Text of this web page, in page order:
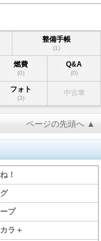
整備手帳
(1)
燃費
(0)
Q&A
(0)
フォト
(3)
中古車
ページの先頭へ ▲
！
プ
ラ＋